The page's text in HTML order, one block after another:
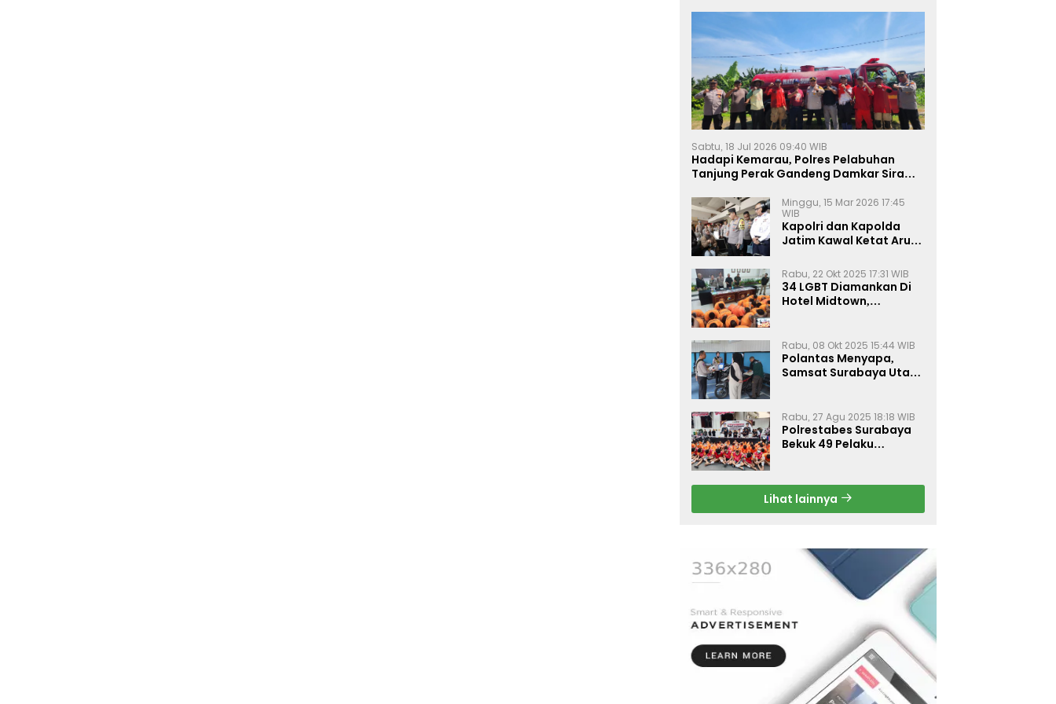
Sabtu, 18 Jul 2026 09:40 WIB
Hadapi Kemarau, Polres Pelabuhan
Tanjung Perak Gandeng Damkar Siram
Minggu, 15 Mar 2026 17:45
WIB
Kapolri dan Kapolda
Jatim Kawal Ketat Arus
Rabu, 22 Okt 2025 17:31 WIB
34 LGBT Diamankan Di
Hotel Midtown,
Rabu, 08 Okt 2025 15:44 WIB
Polantas Menyapa,
Samsat Surabaya Utara
Rabu, 27 Agu 2025 18:18 WIB
Polrestabes Surabaya
Bekuk 49 Pelaku
Gratis
Lihat lainnya